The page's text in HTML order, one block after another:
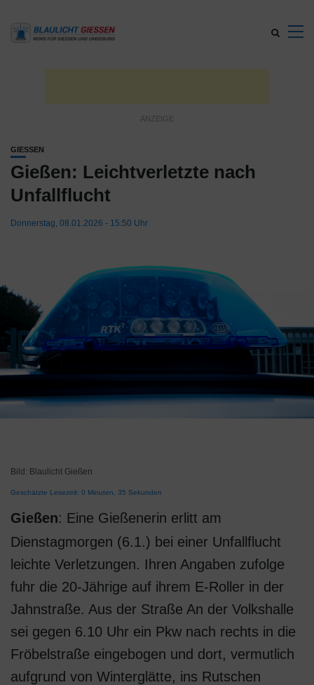
GIESSEN
Gießen: Leichtverletzte nach
Unfallflucht
Donnerstag, 08.01.2026 - 15:50 Uhr
Bild: Blaulicht Gießen
Geschätzte Lesezeit: 0 Minuten, 35 Sekunden
Gießen: Eine Gießenerin erlitt am
Dienstagmorgen (6.1.) bei einer Unfallflucht
leichte Verletzungen. Ihren Angaben zufolge
fuhr die 20-Jährige auf ihrem E-Roller in der
Jahnstraße. Aus der Straße An der Volkshalle
sei gegen 6.10 Uhr ein Pkw nach rechts in die
Fröbelstraße eingebogen und dort, vermutlich
aufgrund von Winterglätte, ins Rutschen